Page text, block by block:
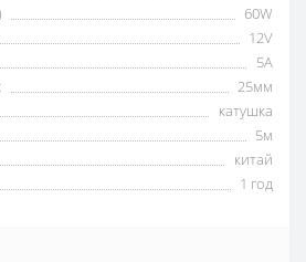
60W
12V
5А
25мм
катушка
5м
китай
1 год